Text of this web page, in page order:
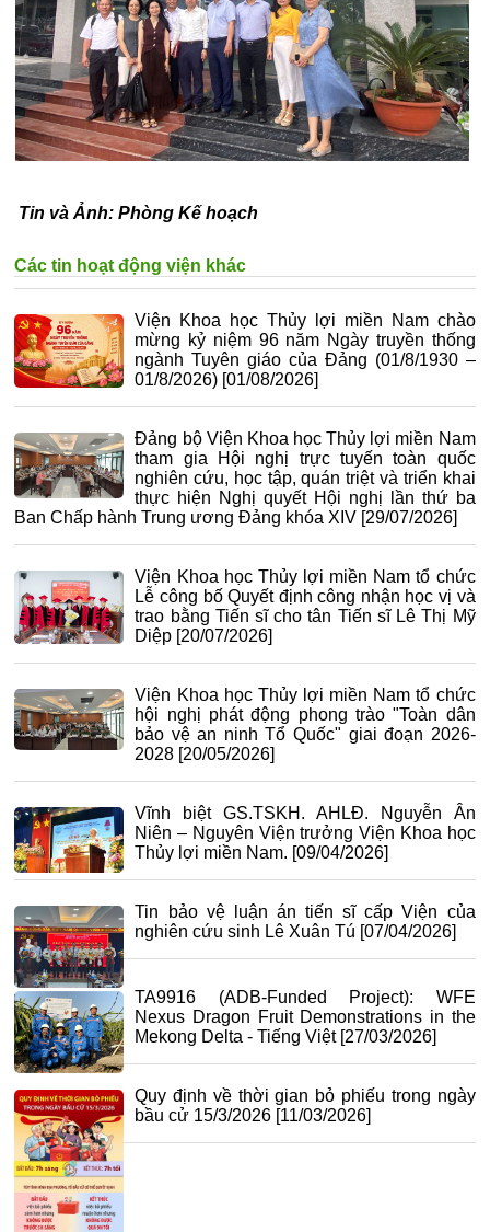
Tin và Ảnh: Phòng Kế hoạch
Các tin hoạt động viện khác
Viện Khoa học Thủy lợi miền Nam chào
mừng kỷ niệm 96 năm Ngày truyền thống
ngành Tuyên giáo của Đảng (01/8/1930 –
01/8/2026) [01/08/2026]
Đảng bộ Viện Khoa học Thủy lợi miền Nam
tham gia Hội nghị trực tuyến toàn quốc
nghiên cứu, học tập, quán triệt và triển khai
thực hiện Nghị quyết Hội nghị lần thứ ba
Ban Chấp hành Trung ương Đảng khóa XIV [29/07/2026]
Viện Khoa học Thủy lợi miền Nam tổ chức
Lễ công bố Quyết định công nhận học vị và
trao bằng Tiến sĩ cho tân Tiến sĩ Lê Thị Mỹ
Diệp [20/07/2026]
Viện Khoa học Thủy lợi miền Nam tổ chức
hội nghị phát động phong trào "Toàn dân
bảo vệ an ninh Tổ Quốc" giai đoạn 2026-
2028 [20/05/2026]
Vĩnh biệt GS.TSKH. AHLĐ. Nguyễn Ân
Niên – Nguyên Viện trưởng Viện Khoa học
Thủy lợi miền Nam. [09/04/2026]
Tin bảo vệ luận án tiến sĩ cấp Viện của
nghiên cứu sinh Lê Xuân Tú [07/04/2026]
TA9916 (ADB-Funded Project): WFE
Nexus Dragon Fruit Demonstrations in the
Mekong Delta - Tiếng Việt [27/03/2026]
Quy định về thời gian bỏ phiếu trong ngày
bầu cử 15/3/2026 [11/03/2026]